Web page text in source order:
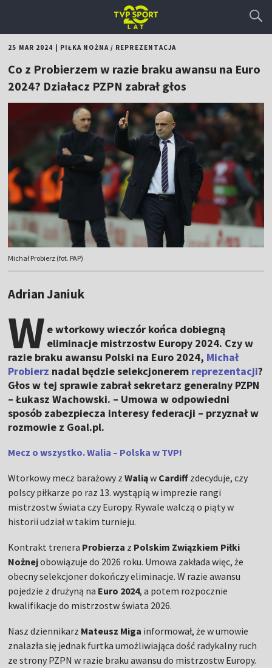
25 MAR 2024 PIŁKA NOŻNA/ REPREZENTACJA
Co z Probierzem w razie braku awansu na Euro
2024? Działacz PZPN zabrał głos
Michał Probierz (fot. PAP)
Adrian Janiuk
W e wtorkowy wieczór końca dobiegną
eliminacje mistrzostw Europy 2024. Czy w
razie braku awansu Polski na Euro 2024, Michał
Probierz nadal będzie selekcjonerem reprezentacji?
Głos w tej sprawie zabrał sekretarz generalny PZPN
– Łukasz Wachowski. – Umowa w odpowiedni
sposób zabezpiecza interesy federacji – przyznał w
rozmowie z Goal.pl.
Mecz o wszystko. Walia – Polska w TVP!
Wtorkowy mecz barażowy zWaliąw Cardiff zdecyduje, czy
polscy piłkarze po raz 13. wystąpią w imprezie rangi
mistrzostw świata czy Europy. Rywale walczą o piąty w
historii udział w takim turnieju.
Kontrakt trenera Probierza z Polskim Związkiem Piłki
Nożnejobowiązuje do 2026 roku. Umowa zakłada więc, że
obecny selekcjoner dokończy eliminacje. W razie awansu
pojedzie z drużyną na Euro 2024, a potem rozpocznie
kwalifikacje do mistrzostw świata 2026.
Nasz dziennikarz Mateusz Miga informował, że w umowie
znalazła się jednak furtka umożliwiająca dość radykalny ruch
ze strony PZPN w razie braku awansu do mistrzostw Europy.